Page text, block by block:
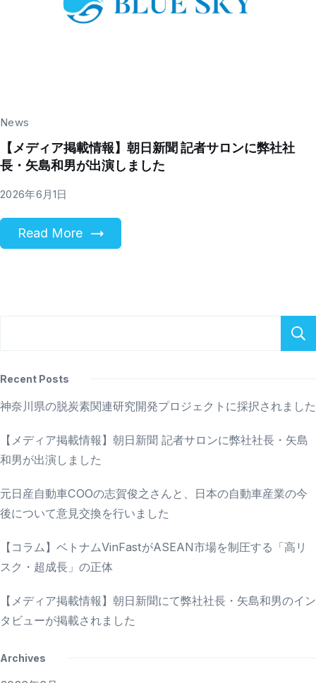
News
【メディア掲載情報】朝日新聞 記者サロンに弊社社
長・矢島和男が出演しました
2026年6月1日
Read More
Recent Posts
神奈川県の脱炭素関連研究開発プロジェクトに採択されました
【メディア掲載情報】朝日新聞 記者サロンに弊社社長・矢島
和男が出演しました
元日産自動車COOの志賀俊之さんと、日本の自動車産業の今
後について意見交換を行いました
【コラム】ベトナムVinFastがASEAN市場を制圧する「高リ
スク・超成長」の正体
【メディア掲載情報】朝日新聞にて弊社社長・矢島和男のイン
タビューが掲載されました
Archives